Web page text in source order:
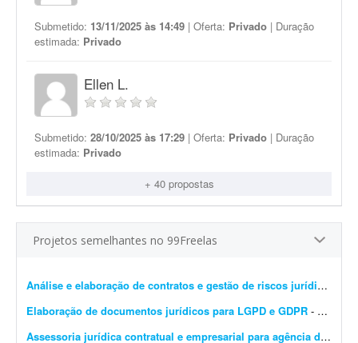
Submetido: 13/11/2025 às 14:49 | Oferta: Privado | Duração
estimada: Privado
Ellen L.
Submetido: 28/10/2025 às 17:29 | Oferta: Privado | Duração
estimada: Privado
+ 40 propostas
Projetos semelhantes no 99Freelas
Análise e elaboração de contratos e gestão de riscos jurídicos
Elaboração de documentos jurídicos para LGPD e GDPR - Olá! Estou procurando um(a) advogado(a) com experiência comprovada em LGPD, GDPR, Direito Digital e Proteção de Dados para elaborar e revisar toda a documentaç&at...
Assessoria jurídica contratual e empresarial para agência de marketing